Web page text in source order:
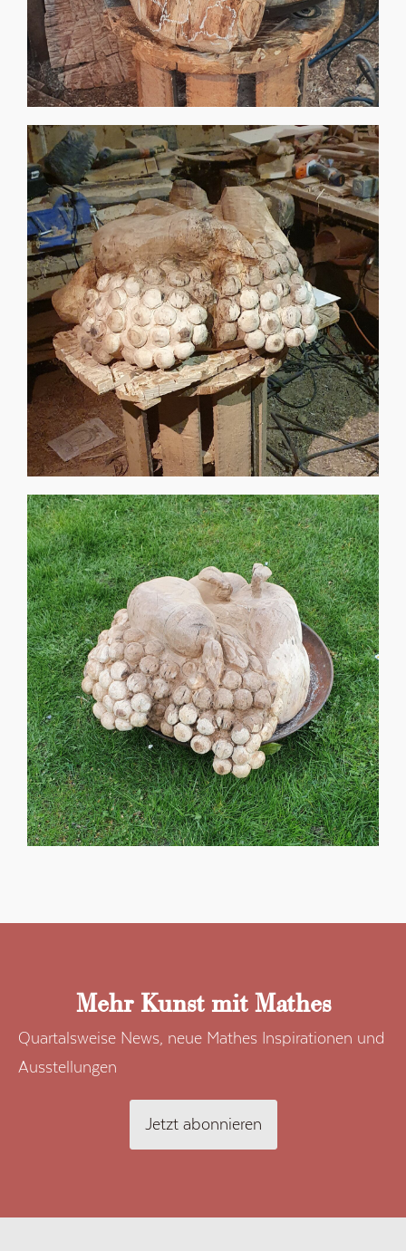
Mehr Kunst mit Mathes
Quartalsweise News, neue Mathes Inspirationen und
Ausstellungen
Jetzt abonnieren